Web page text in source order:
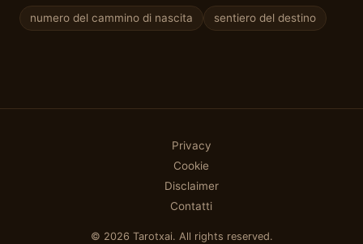
numero del cammino di nascita sentiero del destino
Privacy
Cookie
Disclaimer
Contatti
© 2026 Tarotxai. All rights reserved.